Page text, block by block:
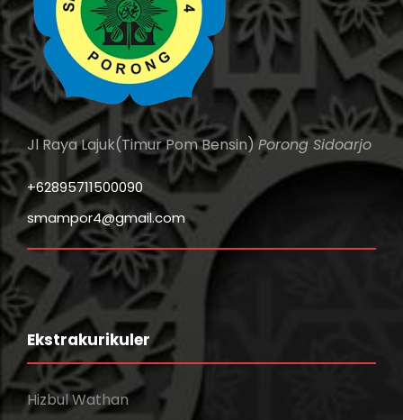
Jl Raya Lajuk(Timur Pom Bensin)Porong Sidoarjo
+62895711500090
smampor4@gmail.com
Ekstrakurikuler
Hizbul Wathan